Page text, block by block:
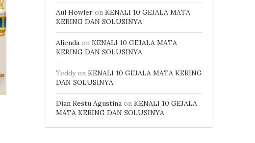
Aul Howler on KENALI 10 GEJALA MATA
KERING DAN SOLUSINYA
Alienda on KENALI 10 GEJALA MATA
KERING DAN SOLUSINYA
Teddyon KENALI 10 GEJALA MATA KERING
DAN SOLUSINYA
Dian Restu Agustina on KENALI 10 GEJALA
MATA KERING DAN SOLUSINYA